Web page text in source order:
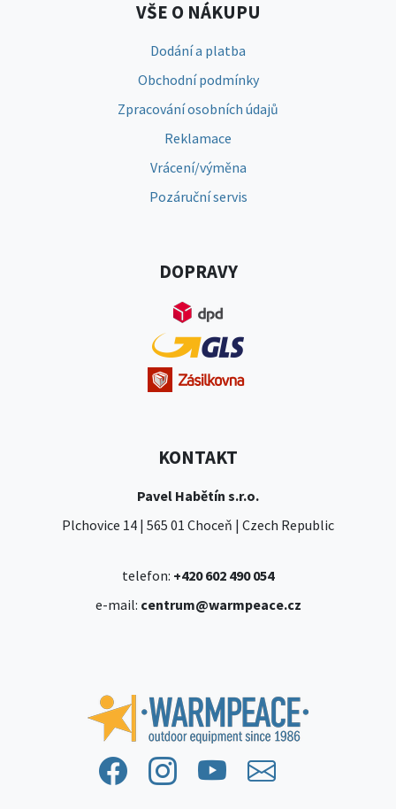
VŠE O NÁKUPU
Dodání a platba
Obchodní podmínky
Zpracování osobních údajů
Reklamace
Vrácení/výměna
Pozáruční servis
DOPRAVY
KONTAKT
Pavel Habětín s.r.o.
Plchovice 14 | 565 01 Choceň | Czech Republic
telefon: +420 602 490 054
e-mail: centrum@warmpeace.cz